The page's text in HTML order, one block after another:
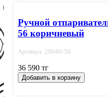
Ручной
56 коричневый
Артикул: 28040-56
36 590 тг
Добавить в корзину